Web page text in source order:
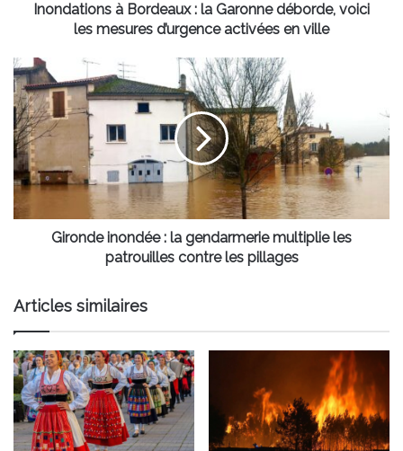
mesures
en
ville
Inondations à Bordeaux : la Garonne déborde, voici
les mesures d’urgence activées en ville
Gironde
inondée
:
la
gendarmerie
multiplie
les
patrouilles
contre
Gironde inondée : la gendarmerie multiplie les
patrouilles contre les pillages
Articles similaires